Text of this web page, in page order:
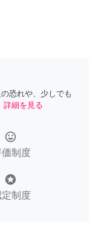
恐れや、少しでも
詳細を見る
tag_faces
価制度
stars
定制度